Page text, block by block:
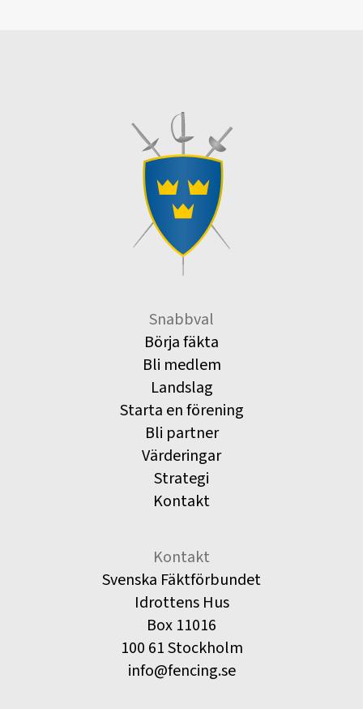
Snabbval
Börja fäkta
Bli medlem
Landslag
Starta en förening
Bli partner
Värderingar
Strategi
Kontakt
Kontakt
Svenska Fäktförbundet
Idrottens Hus
Box 11016
100 61 Stockholm
info@fencing.se